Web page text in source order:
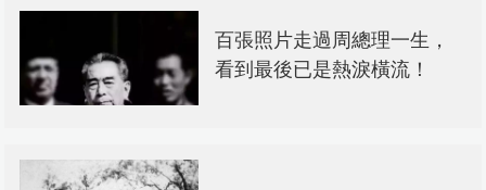
百張照片走過周總理一生，
看到最後已是熱淚橫流！